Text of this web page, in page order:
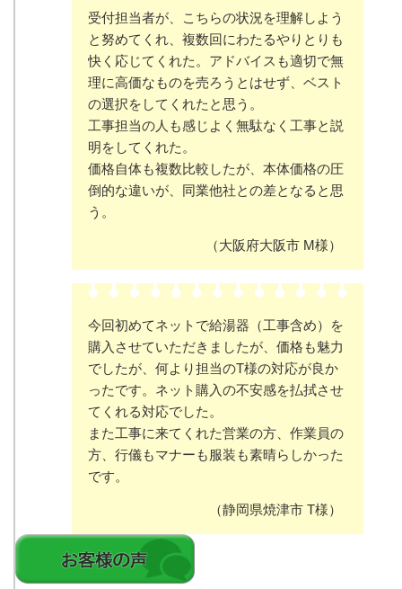
受付担当者が、こちらの状況を理解しよう
と努めてくれ、複数回にわたるやりとりも
快く応じてくれた。アドバイスも適切で無
理に高価なものを売ろうとはせず、ベスト
の選択をしてくれたと思う。
工事担当の人も感じよく無駄なく工事と説
明をしてくれた。
価格自体も複数比較したが、本体価格の圧
倒的な違いが、同業他社との差となると思
う。
（大阪府大阪市 M様）
今回初めてネットで給湯器（工事含め）を
購入させていただきましたが、価格も魅力
でしたが、何より担当のT様の対応が良か
ったです。ネット購入の不安感を払拭させ
てくれる対応でした。
また工事に来てくれた営業の方、作業員の
方、行儀もマナーも服装も素晴らしかった
です。
（静岡県焼津市 T様）